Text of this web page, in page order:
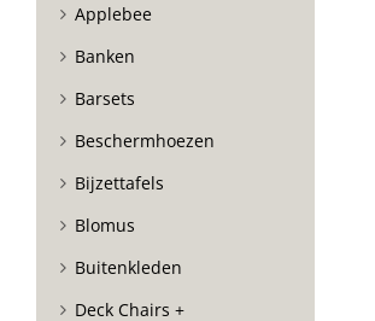
Applebee
Banken
Barsets
Beschermhoezen
Bijzettafels
Blomus
Buitenkleden
Deck Chairs +